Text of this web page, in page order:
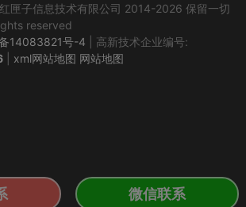
匣子信息技术有限公司 2014-2026 保留一切
reserved
14083821号-4 | 高新技术企业编号:
xml网站地图 网站地图
微信联系